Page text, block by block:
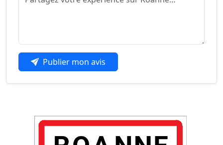
Publier mon avis